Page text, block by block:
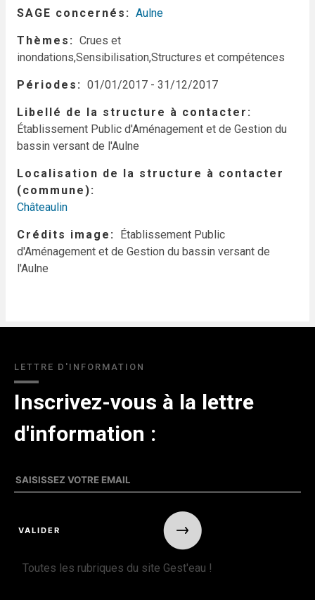
SAGE concernés Aulne
Thèmes
Crues et
inondations,Sensibilisation,Structures et compétences
Périodes 01/01/2017 - 31/12/2017
Libellé de la structure à contacter
Établissement Public d'Aménagement et de Gestion du
bassin versant de l'Aulne
Localisation de la structure à contacter
(commune)
Châteaulin
Crédits image
Établissement Public
d'Aménagement et de Gestion du bassin versant de
l'Aulne
LETTRE D'INFORMATION
Inscrivez-vous à la lettre
d'information :
Toutes les rubriques du site Gest'eau !